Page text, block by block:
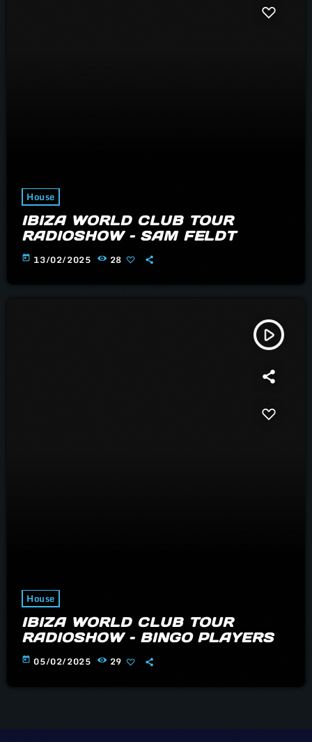
House
IBIZA WORLD CLUB TOUR
RADIOSHOW – SAM FELDT
today 13/02/2025 28
play_arrow
House
IBIZA WORLD CLUB TOUR
RADIOSHOW – BINGO PLAYERS
today 05/02/2025 29